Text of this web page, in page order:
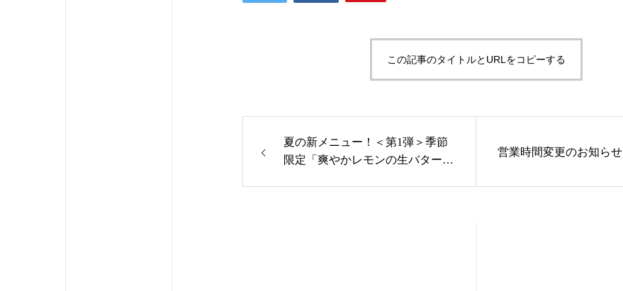
この記事のタイトルとURLをコピーする
夏の新メニュー！＜第1弾＞季節
限定「爽やかレモンの生バターど
営業時間変更のお知らせ